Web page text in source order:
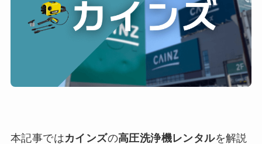
本記事ではカインズの高圧洗浄機レンタルを解説